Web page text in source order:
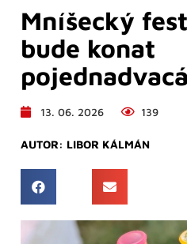
Mníšecký
bude konat
13. 06. 2026 139
AUTOR: LIBOR KÁLMÁN